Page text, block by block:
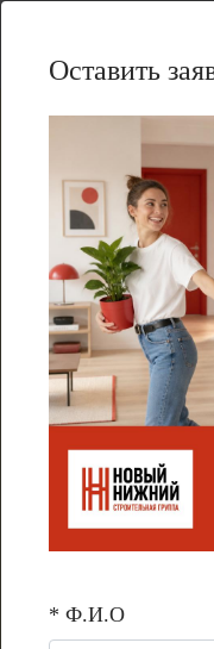
Где можно и
дома?
Каждый
многоквартирном
машину во дворе,
не всем, особенно
застройке. В
парковаться на
тротуарах, чем
пешеходов,
между соседями.
Оставить
* Ф.И.О